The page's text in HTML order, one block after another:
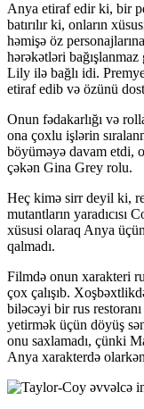
Anya etiraf edir ki, bir
batırılır ki, onların
həmişə öz
hərəkətləri
Lily ilə bağlı idi.
etiraf edib və özünü
Onun fədakarlığı və
ona çoxlu işlərin
böyüməyə davam etdi,
çəkən Gina Grey rolu.
Heç kimə sirr deyil ki,
mutantların yaradıcısı
xüsusi olaraq Anya
qalmadı.
Filmdə onun xarakteri
çox çalışıb.
biləcəyi bir rus
yetirmək üçün döyüş
onu saxlamadı, çünki
Anya xarakterdə